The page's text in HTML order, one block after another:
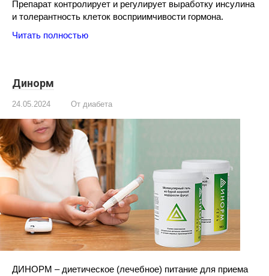
Препарат контролирует и регулирует выработку инсулина
и толерантность клеток восприимчивости гормона.
Читать полностью
Динорм
24.05.2024 От диабета
ДИНОРМ – диетическое (лечебное) питание для приема